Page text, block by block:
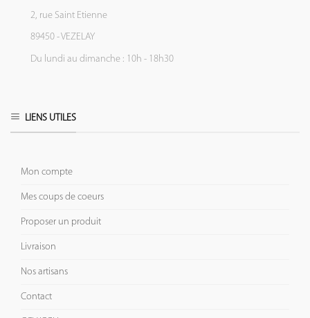
2, rue Saint Etienne
89450 - VEZELAY
Du lundi au dimanche : 10h - 18h30
LIENS UTILES
Mon compte
Mes coups de coeurs
Proposer un produit
Livraison
Nos artisans
Contact